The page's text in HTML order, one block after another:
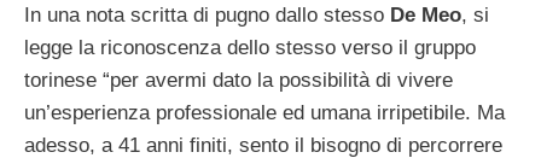
In una nota scritta di pugno dallo stesso De Meo, si
legge la riconoscenza dello stesso verso il gruppo
torinese “per avermi dato la possibilità di vivere
un’esperienza professionale ed umana irripetibile. Ma
adesso, a 41 anni finiti, sento il bisogno di percorrere